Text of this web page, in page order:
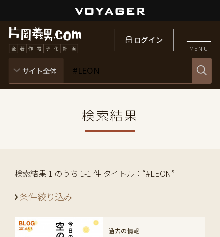
ログイン
MENU
検索結果
検索結果 1 のうち 1-1 件 タイトル：“#LEON”
条件絞り込み
過去の情報